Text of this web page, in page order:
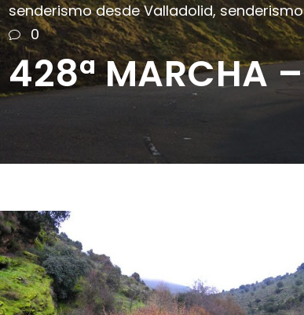
senderismo desde Valladolid,
0
428ª MARCHA